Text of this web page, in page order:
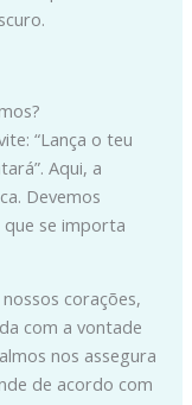
“Lança o teu
Aqui, a
Devemos
que se importa
corações,
com a vontade
nos assegura
de acordo com